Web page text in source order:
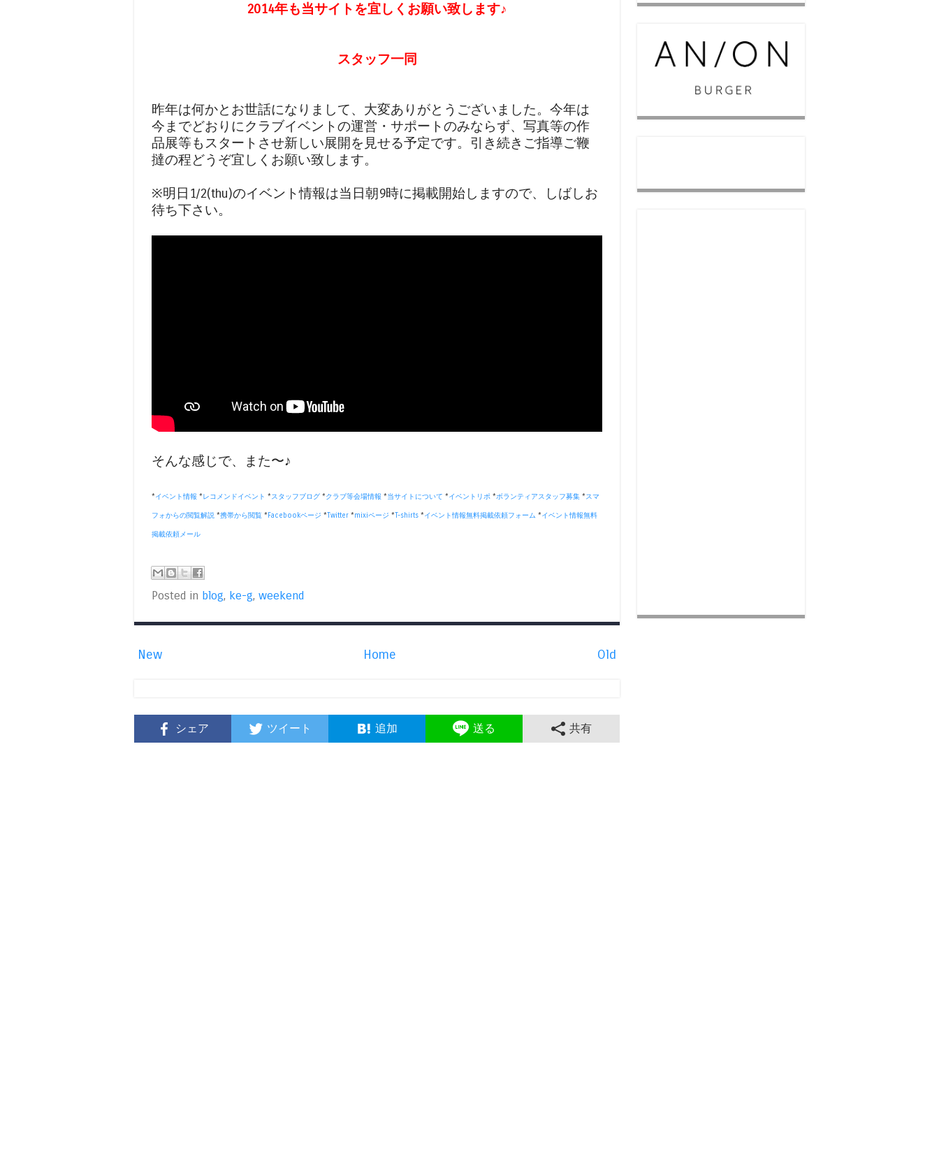
2014年も当サイトを宜しくお願い致します♪
スタッフ一同
昨年は何かとお世話になりまして、大変ありがとうございました。今年は
今までどおりにクラブイベントの運営・サポートのみならず、写真等の作
品展等もスタートさせ新しい展開を見せる予定です。引き続きご指導ご鞭
撻の程どうぞ宜しくお願い致します。
※明日1/2(thu)のイベント情報は当日朝9時に掲載開始しますので、しばしお
待ち下さい。
そんな感じで、また〜♪
*イベント情報 *レコメンドイベント *スタッフブログ *クラブ等会場情報 *当サイトについて *イベントリポ *ボランティアスタッフ募集 *スマ
フォからの閲覧解説 *携帯から閲覧 * Facebookページ *Twitter *mixiページ *T-shirts *イベント情報無料掲載依頼フォーム *イベント情報無料
掲載依頼メール
Posted in blog, ke-g, weekend
New Old
Home
シェア ツイート 追加 送る 共有